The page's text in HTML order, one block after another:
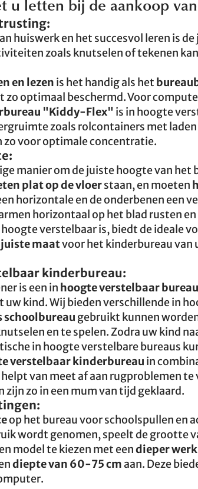
u letten bij de aankoop
huiswerk en het succesvol leren is
zoals knutselen of tekenen
en lezen is het handig als het
zo optimaal beschermd. Voor
"Kiddy-Flex" is in hoogte
zoals rolcontainers met
zo voor optimale concentratie.
manier om de juiste hoogte van
plat op de vloerstaan, en moeten
horizontale en de onderbenen een
horizontaal op het blad rusten
hoogte verstelbaar is, biedt de ideale
juiste maatvoor het kinderbureau van
kinderbureau:
is een in hoogte verstelbaar bureau
uw kind. Wij bieden verschillende in
schoolbureau gebruikt kunnen
en te spelen. Zodra uw kind
in hoogte verstelbare bureaus
verstelbaar kinderbureau in
van meet af aan rugproblemen
zijn zo in een mum van tijd geklaard.
op het bureau voor schoolspullen en
wordt genomen, speelt de grootte
model te kiezen met eendieper
diepte van 60-75 cmaan. Deze